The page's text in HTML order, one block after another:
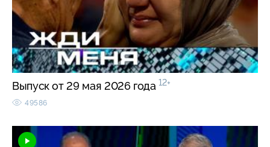
Выпуск от 29 мая 2026 года 12+
49586